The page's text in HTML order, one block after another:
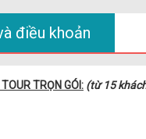
điều khoản
TRỌN GÓI: (từ 15